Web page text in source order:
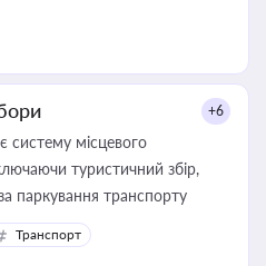
+6
систему місцевого
туристичний збір,
плату за земельні ділянки, за паркування транспорту
Транспорт